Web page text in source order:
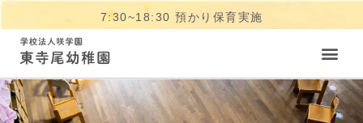
7:30~18:30 預かり保育実施